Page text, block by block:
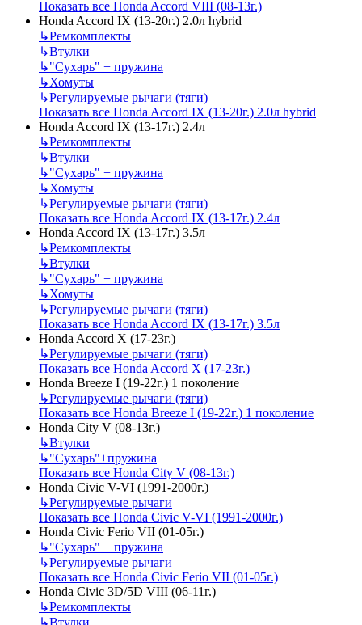
Показать все Honda Accord VIII (08-13г.)
Honda Accord IX (13-20г.) 2.0л hybrid
↳Ремкомплекты
↳Втулки
↳"Сухарь" + пружина
↳Хомуты
↳Регулируемые рычаги (тяги)
Показать все Honda Accord IX (13-20г.) 2.0л hybrid
Honda Accord IX (13-17г.) 2.4л
↳Ремкомплекты
↳Втулки
↳"Сухарь" + пружина
↳Хомуты
↳Регулируемые рычаги (тяги)
Показать все Honda Accord IX (13-17г.) 2.4л
Honda Accord IX (13-17г.) 3.5л
↳Ремкомплекты
↳Втулки
↳"Сухарь" + пружина
↳Хомуты
↳Регулируемые рычаги (тяги)
Показать все Honda Accord IX (13-17г.) 3.5л
Honda Accord X (17-23г.)
↳Регулируемые рычаги (тяги)
Показать все Honda Accord X (17-23г.)
Honda Breeze I (19-22г.) 1 поколение
↳Регулируемые рычаги (тяги)
Показать все Honda Breeze I (19-22г.) 1 поколение
Honda City V (08-13г.)
↳Втулки
↳"Сухарь"+пружина
Показать все Honda City V (08-13г.)
Honda Civic V-VI (1991-2000г.)
↳Регулируемые рычаги
Показать все Honda Civic V-VI (1991-2000г.)
Honda Civic Ferio VII (01-05г.)
↳"Сухарь" + пружина
↳Регулируемые рычаги
Показать все Honda Civic Ferio VII (01-05г.)
Honda Civic 3D/5D VIII (06-11г.)
↳Ремкомплекты
↳Втулки